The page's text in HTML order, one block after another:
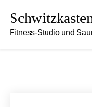
content
Fitness-Studio und